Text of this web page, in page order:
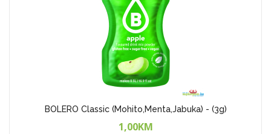
BOLERO Classic (Mohito,Menta,Jabuka) - (3g)
1,00KM